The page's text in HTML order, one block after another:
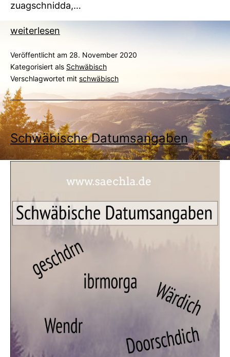
zuagschnidda,…
Die
Wichtelmänner
weiterlesen
Veröffentlicht am 28. November 2020
Kategorisiert als Schwäbisch
Verschlagwortet mit schwäbisch
Schwäbische Datumsangaben